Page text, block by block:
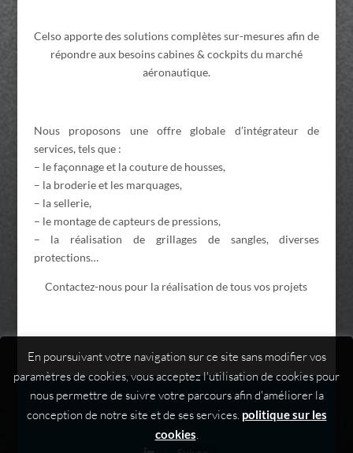
Celso apporte des solutions complètes sur-mesures afin de
répondre aux besoins cabines & cockpits du marché
aéronautique.
Nous proposons une offre globale d’intégrateur de
services, tels que :
– le façonnage et la couture de housses,
– la broderie et les marquages,
– la sellerie,
– le montage de capteurs de pressions,
– la réalisation de grillages de sangles, diverses
protections…
Contactez-nous pour la réalisation de tous vos projets
En poursuivant votre navigation sur ce site sans modifier vos
paramètres de cookies, vous acceptez l'utilisation de cookies pour
nous permettre de suivre votre parcours afin d'améliorer la
conception de notre site et de ses services. politique sur les
cookies.